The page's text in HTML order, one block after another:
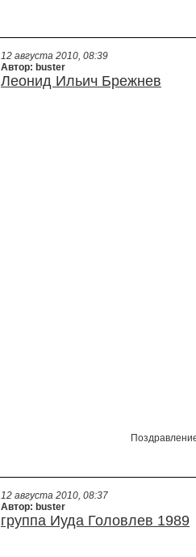
12 августа 2010, 08:39
Автор: buster
Леонид Ильич Брежнев
12 августа 2010, 08:37
Автор: buster
группа Иуда Головлев 1989